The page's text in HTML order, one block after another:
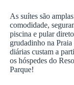
As suítes são
comodidade,
piscina e pular
grudadinho na
diárias custam a
os hóspedes do
Parque!